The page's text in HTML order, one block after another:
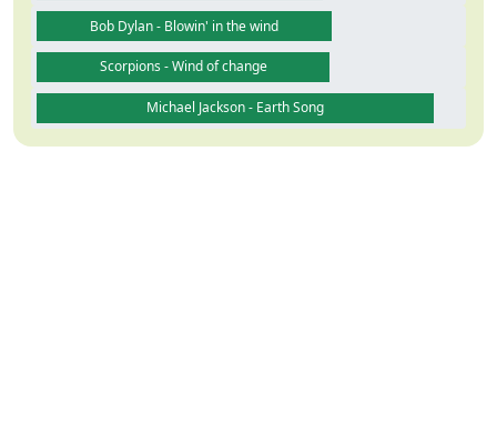
Bob Dylan - Blowin' in the wind
Scorpions - Wind of change
Michael Jackson - Earth Song